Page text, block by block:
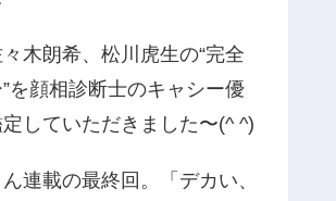
木朗希、松川虎生の“完全
を顔相診断士のキャシー優
していただきました〜(^ ^)
連載の最終回。「デカい、